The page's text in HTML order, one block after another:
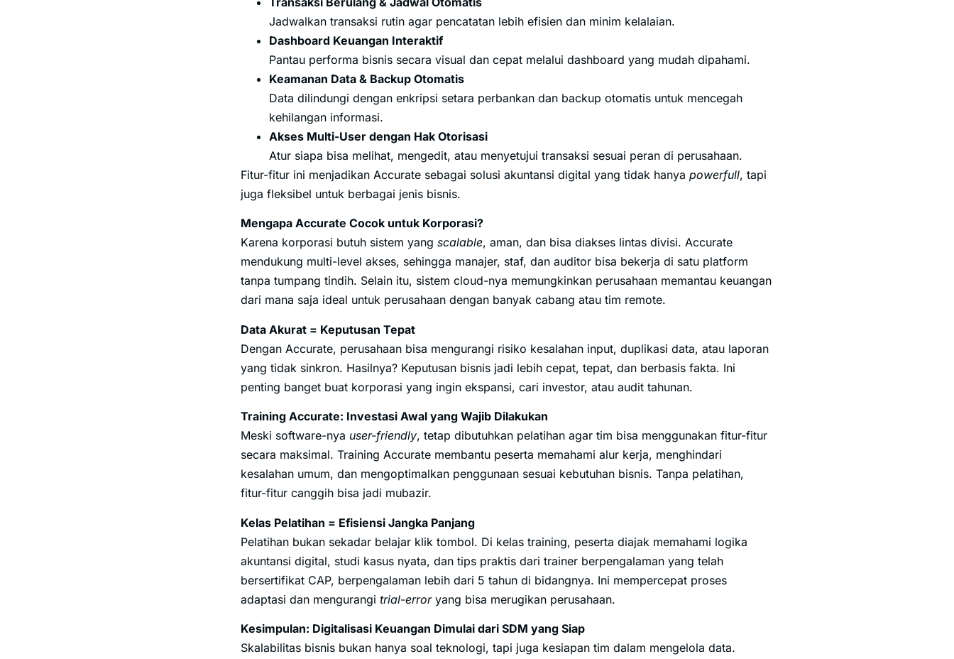
Jadwalkan transaksi rutin agar pencatatan lebih efisien dan minim kelalaian.
Dashboard Keuangan Interaktif
Pantau performa bisnis secara visual dan cepat melalui dashboard yang mudah dipahami.
Keamanan Data & Backup Otomatis
Data dilindungi dengan enkripsi setara perbankan dan backup otomatis untuk mencegah
kehilangan informasi.
Akses Multi-User dengan Hak Otorisasi
Atur siapa bisa melihat, mengedit, atau menyetujui transaksi sesuai peran di perusahaan.
Fitur-fitur ini menjadikan Accurate sebagai solusi akuntansi digital yang tidak hanyapowerfull, tapi
juga fleksibel untuk berbagai jenis bisnis.
Mengapa Accurate Cocok untuk Korporasi?
Karena korporasi butuh sistem yangscalable, aman, dan bisa diakses lintas divisi. Accurate
mendukung multi-level akses, sehingga manajer, staf, dan auditor bisa bekerja di satu platform
tanpa tumpang tindih. Selain itu, sistem cloud-nya memungkinkan perusahaan memantau keuangan
dari mana saja ideal untuk perusahaan dengan banyak cabang atau tim remote.
Data Akurat = Keputusan Tepat
Dengan Accurate, perusahaan bisa mengurangi risiko kesalahan input, duplikasi data, atau laporan
yang tidak sinkron. Hasilnya? Keputusan bisnis jadi lebih cepat, tepat, dan berbasis fakta. Ini
penting banget buat korporasi yang ingin ekspansi, cari investor, atau audit tahunan.
Training Accurate: Investasi Awal yang Wajib Dilakukan
Meski software-nya user-friendly, tetap dibutuhkan pelatihan agar tim bisa menggunakan fitur-fitur
secara maksimal. Training Accurate membantu peserta memahami alur kerja, menghindari
kesalahan umum, dan mengoptimalkan penggunaan sesuai kebutuhan bisnis. Tanpa pelatihan,
fitur-fitur canggih bisa jadi mubazir.
Kelas Pelatihan = Efisiensi Jangka Panjang
Pelatihan bukan sekadar belajar klik tombol. Di kelas training, peserta diajak memahami logika
akuntansi digital, studi kasus nyata, dan tips praktis dari trainer berpengalaman yang telah
bersertifikat CAP, berpengalaman lebih dari 5 tahun di bidangnya. Ini mempercepat proses
adaptasi dan mengurangitrial-erroryang bisa merugikan perusahaan.
Kesimpulan: Digitalisasi Keuangan Dimulai dari SDM yang Siap
Skalabilitas bisnis bukan hanya soal teknologi, tapi juga kesiapan tim dalam mengelola data.